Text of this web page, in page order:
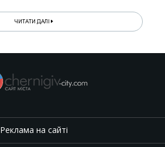
ЧИТАТИ ДАЛІ
Реклама на сайті